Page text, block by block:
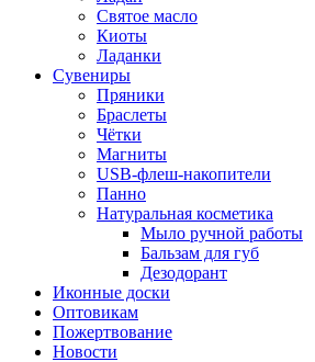
Святое масло
Киоты
Ладанки
Сувениры
Пряники
Браслеты
Чётки
Магниты
USB-флеш-накопители
Панно
Натуральная косметика
Мыло ручной работы
Бальзам для губ
Дезодорант
Иконные доски
Оптовикам
Пожертвование
Новости